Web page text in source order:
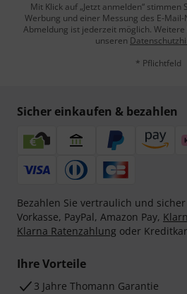
Mit Klick auf „Jetzt anmelden“ stimmen
Werbung und einer Messung des E-
Abmeldung ist jederzeit möglich.
unseren
* Pflichtfeld
Sicher einkaufen & bezahlen
Bezahlen Sie vertraulich und
Vorkasse, PayPal, Amazon Pay,
Klarna Ratenzahlung oder
Ihre Vorteile
3 Jahre Thomann Garantie